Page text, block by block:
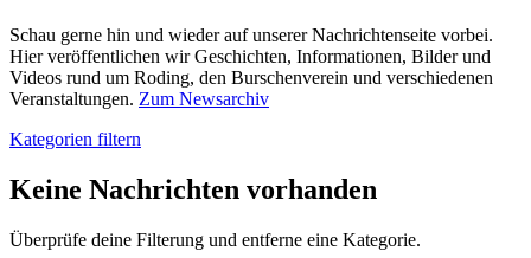
Schau gerne hin und wieder auf unserer Nachrichtenseite vorbei.
Hier veröffentlichen wir Geschichten, Informationen, Bilder und
Videos rund um Roding, den Burschenverein und verschiedenen
Veranstaltungen. Zum Newsarchiv
Kategorien filtern
Keine Nachrichten vorhanden
Überprüfe deine Filterung und entferne eine Kategorie.